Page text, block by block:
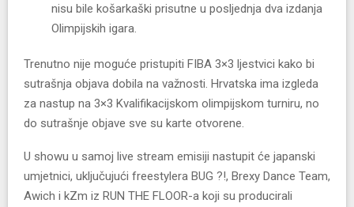
nisu bile košarkaški prisutne u posljednja dva izdanja
Olimpijskih igara.
Trenutno nije moguće pristupiti FIBA 3×3 ljestvici kako bi
sutrašnja objava dobila na važnosti. Hrvatska ima izgleda
za nastup na 3×3 Kvalifikacijskom olimpijskom turniru, no
do sutrašnje objave sve su karte otvorene.
U showu u samoj live stream emisiji nastupit će japanski
umjetnici, uključujući freestylera BUG ?!, Brexy Dance Team,
Awich i kZm iz RUN THE FLOOR-a koji su producirali